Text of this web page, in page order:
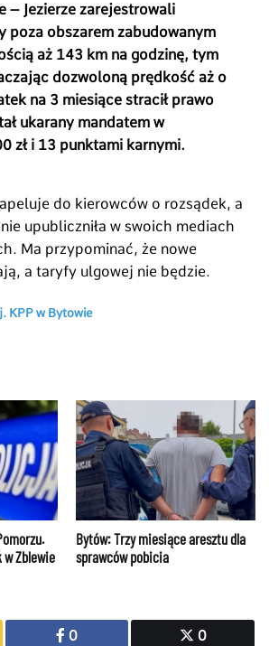
0 0
– Jezierze zarejestrowali
poza obszarem zabudowanym
aż 143 km na godzinę, tym
dozwoloną prędkość aż o
na 3 miesiące stracił prawo
ukarany mandatem w
zł i 13 punktami karnymi.
do kierowców o rozsądek, a
upubliczniła w swoich mediach
Ma przypominać, że nowe
a taryfy ulgowej nie będzie.
KPP w Bytowie
Zblewie
Bytów: Trzy miesiące aresztu dla
sprawców pobicia